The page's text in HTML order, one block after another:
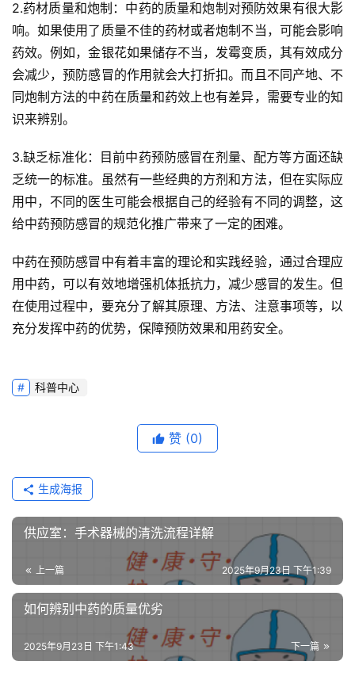
2.药材质量和炮制：中药的质量和炮制对预防效果有很大影
响。如果使用了质量不佳的药材或者炮制不当，可能会影响
药效。例如，金银花如果储存不当，发霉变质，其有效成分
会减少，预防感冒的作用就会大打折扣。而且不同产地、不
同炮制方法的中药在质量和药效上也有差异，需要专业的知
识来辨别。
3.缺乏标准化：目前中药预防感冒在剂量、配方等方面还缺
乏统一的标准。虽然有一些经典的方剂和方法，但在实际应
用中，不同的医生可能会根据自己的经验有不同的调整，这
给中药预防感冒的规范化推广带来了一定的困难。
中药在预防感冒中有着丰富的理论和实践经验，通过合理应
用中药，可以有效地增强机体抵抗力，减少感冒的发生。但
在使用过程中，要充分了解其原理、方法、注意事项等，以
充分发挥中药的优势，保障预防效果和用药安全。
科普中心
赞 (0)
生成海报
供应室：手术器械的清洗流程详解
上一篇 2025年9月23日 下午1:39
如何辨别中药的质量优劣
下一篇
2025年9月23日 下午1:43